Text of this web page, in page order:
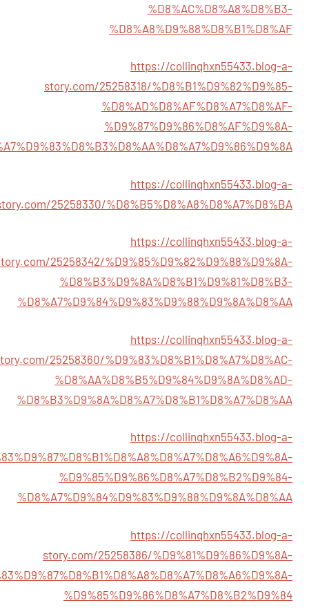
%D8%AC%D8%A8%D8%B3-
%D8%A8%D9%88%D8%B1%D8%AF
https://collinqhxn55433.blog-a-
story.com/25258318/%D8%B1%D9%82%D9%85-
%D8%AD%D8%AF%D8%A7%D8%AF-
%D9%87%D9%86%D8%AF%D9%8A-
https://collinqhxn55433.blog-a-
25258330/%D8%B5%D8%A8%D8%A7%D8%BA
https://collinqhxn55433.blog-a-
25258342/%D9%85%D9%82%D9%88%D9%8A-
%D8%B3%D9%8A%D8%B1%D9%81%D8%B3-
%D8%A7%D9%84%D9%83%D9%88%D9%8A%D8%AA
https://collinqhxn55433.blog-a-
25258360/%D9%83%D8%B1%D8%A7%D8%AC-
%D8%AA%D8%B5%D9%84%D9%8A%D8%AD-
%D8%B3%D9%8A%D8%A7%D8%B1%D8%A7%D8%AA
https://collinqhxn55433.blog-a-
%D9%85%D9%86%D8%A7%D8%B2%D9%84-
%D8%A7%D9%84%D9%83%D9%88%D9%8A%D8%AA
https://collinqhxn55433.blog-a-
story.com/25258386/%D9%81%D9%86%D9%8A-
%D9%85%D9%86%D8%A7%D8%B2%D9%84